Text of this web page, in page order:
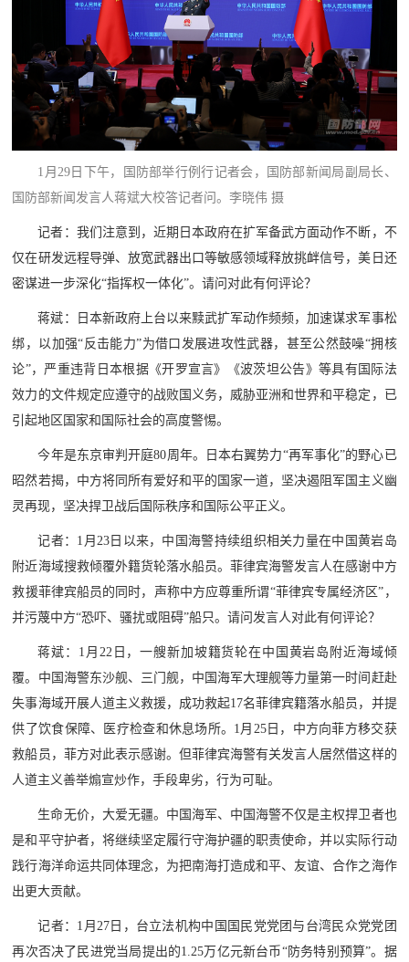
退
役
军
人
风
退
役
人
服
务
退
役
军
人
服
务
化
国
防
文
国
防
红
文
旅
红
色
文
旅
于
们
1月29日下午，国防部举行例行记者会，国防部新闻局副局长、
国防部新闻发言人蒋斌大校答记者问。李晓伟 摄
记者：我们注意到，近期日本政府在扩军备武方面动作不断，不
仅在研发远程导弹、放宽武器出口等敏感领域释放挑衅信号，美日还
密谋进一步深化“指挥权一体化”。请问对此有何评论？
蒋斌：日本新政府上台以来黩武扩军动作频频，加速谋求军事松
绑，以加强“反击能力”为借口发展进攻性武器，甚至公然鼓噪“拥核
论”，严重违背日本根据《开罗宣言》《波茨坦公告》等具有国际法
效力的文件规定应遵守的战败国义务，威胁亚洲和世界和平稳定，已
引起地区国家和国际社会的高度警惕。
今年是东京审判开庭80周年。日本右翼势力“再军事化”的野心已
昭然若揭，中方将同所有爱好和平的国家一道，坚决遏阻军国主义幽
灵再现，坚决捍卫战后国际秩序和国际公平正义。
记者：1月23日以来，中国海警持续组织相关力量在中国黄岩岛
附近海域搜救倾覆外籍货轮落水船员。菲律宾海警发言人在感谢中方
救援菲律宾船员的同时，声称中方应尊重所谓“菲律宾专属经济区”，
并污蔑中方“恐吓、骚扰或阻碍”船只。请问发言人对此有何评论？
蒋斌：1月22日，一艘新加坡籍货轮在中国黄岩岛附近海域倾
覆。中国海警东沙舰、三门舰，中国海军大理舰等力量第一时间赶赴
失事海域开展人道主义救援，成功救起17名菲律宾籍落水船员，并提
供了饮食保障、医疗检查和休息场所。1月25日，中方向菲方移交获
救船员，菲方对此表示感谢。但菲律宾海警有关发言人居然借这样的
人道主义善举煽宣炒作，手段卑劣，行为可耻。
生命无价，大爱无疆。中国海军、中国海警不仅是主权捍卫者也
是和平守护者，将继续坚定履行守海护疆的职责使命，并以实际行动
践行海洋命运共同体理念，为把南海打造成和平、友谊、合作之海作
出更大贡献。
记者：1月27日，台立法机构中国国民党党团与台湾民众党党团
再次否决了民进党当局提出的1.25万亿元新台币“防务特别预算”。据